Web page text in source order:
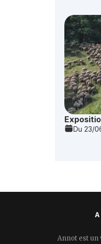
Annot est un